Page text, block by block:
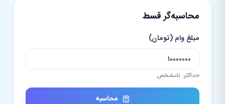
محاسبه‌گر قسط
مبلغ وام (تومان)
حداکثر: نامشخص